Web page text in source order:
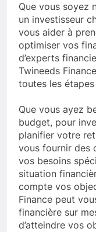
Que vous soyez
un investisseur
vous aider à
optimiser vos
d’experts
Twineeds
toutes les
Que vous ayez
budget, pour
planifier votre
vous fournir des
vos besoins
situation
compte vos
Finance peut
financière sur
d’atteindre vos